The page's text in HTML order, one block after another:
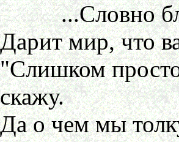
...Словно
Дарит мир, что
"Слишком
скажу.
Да о чем мы